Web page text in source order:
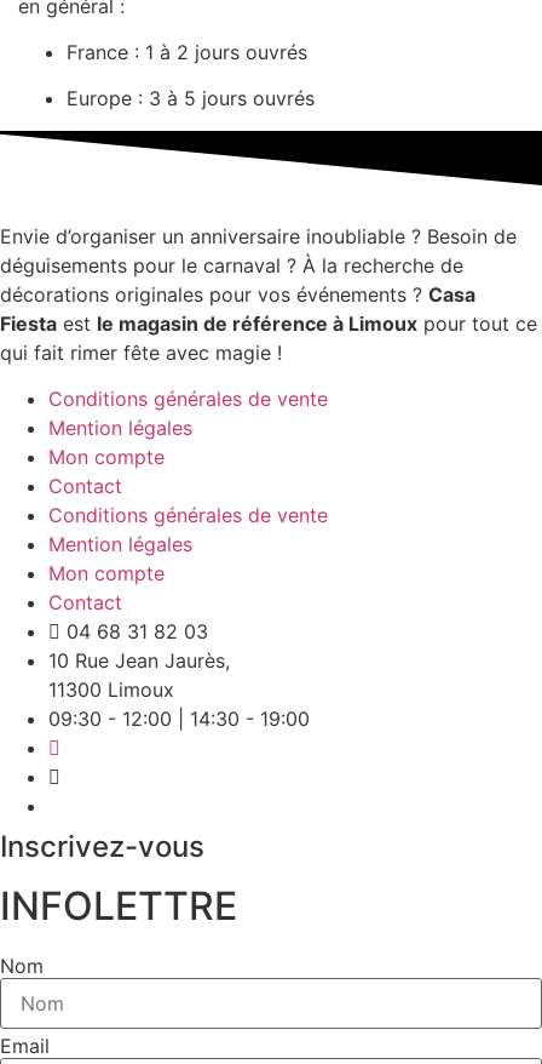
en général :
France : 1 à 2 jours ouvrés
Europe : 3 à 5 jours ouvrés
Envie d’organiser un anniversaire inoubliable ? Besoin de
déguisements pour le carnaval ? À la recherche de
décorations originales pour vos événements ? Casa
Fiesta est le magasin de référence à Limoux pour tout ce
qui fait rimer fête avec magie !
Conditions générales de vente
Mention légales
Mon compte
Contact
Conditions générales de vente
Mention légales
Mon compte
Contact
04 68 31 82 03
10 Rue Jean Jaurès,
11300 Limoux
09:30 - 12:00 | 14:30 - 19:00
Inscrivez-vous
INFOLETTRE
Nom
Email